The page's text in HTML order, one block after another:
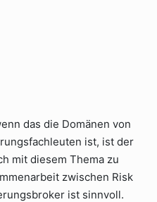
das die Domänen von
ist, ist der
mit diesem Thema zu
zwischen Risk
ist sinnvoll.